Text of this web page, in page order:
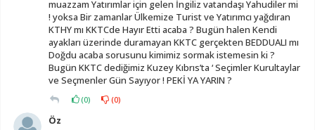
muazzam Yatırımlar için gelen İngiliz vatandaşı Yahudiler mi
! yoksa Bir zamanlar Ülkemize Turist ve Yatırımcı yağdıran
KTHY mı KKTCde Hayır Etti acaba ? Bugün halen Kendi
ayakları üzerinde duramayan KKTC gerçekten BEDDUALI mı
Doğdu acaba sorusunu kimimiz sormak istemesin ki ?
Bugün KKTC dediğimiz Kuzey Kıbrıs’ta ‘ Seçimler Kurultaylar
ve Seçmenler Gün Sayıyor ! PEKİ YA YARIN ?
(0) (0)
Öz